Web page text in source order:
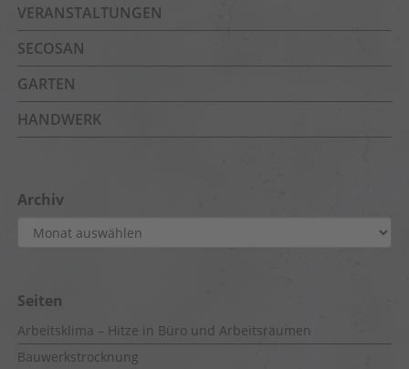
VERANSTALTUNGEN
SECOSAN
GARTEN
HANDWERK
Archiv
Archiv
Seiten
Arbeitsklima – Hitze in Büro und Arbeitsräumen
Bauwerkstrocknung